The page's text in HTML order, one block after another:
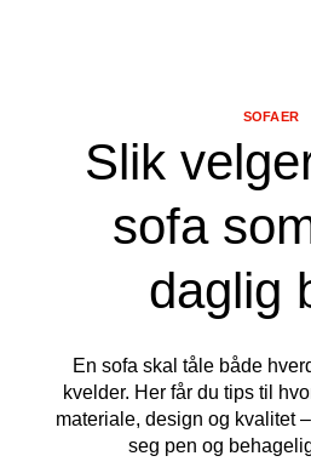
Slik
sofa
daglig
SOFAER
En sofa skal tåle både
kvelder. Her får du tips til
materiale, design og kvalitet
seg pen og